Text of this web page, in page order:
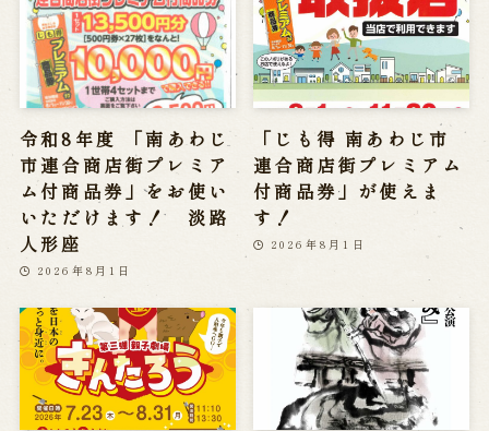
令和8年度 「南あわじ
市連合商店街プレミア
ム付商品券」をお使い
いただけます！ 淡路
人形座
2026年8月1日
「じも得 南あわじ市
連合商店街プレミアム
付商品券」が使えま
す！
2026年8月1日